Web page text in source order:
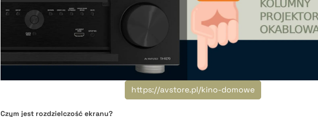
https://avstore.pl/kino-domowe
Czym jest rozdzielczość ekranu?